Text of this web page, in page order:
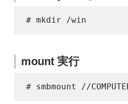
mount 実行